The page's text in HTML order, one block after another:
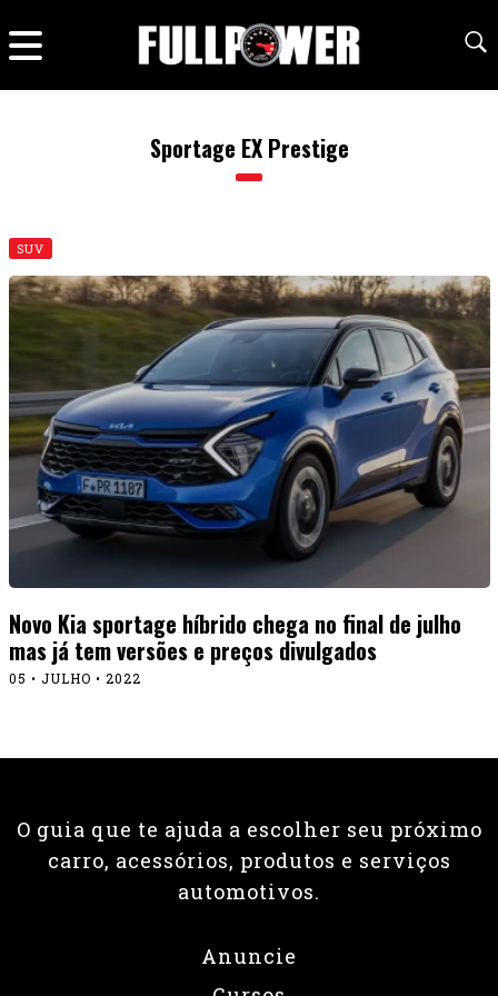
Sportage EX Prestige
SUV
Novo Kia sportage híbrido chega no final de julho
mas já tem versões e preços divulgados
05 • JULHO • 2022
O guia que te ajuda a escolher seu próximo
carro, acessórios, produtos e serviços
automotivos.
Anuncie